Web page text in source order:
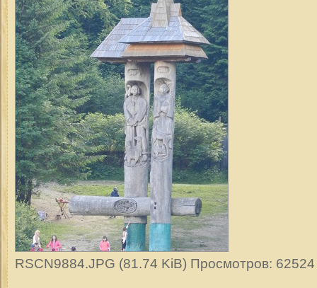
RSCN9884.JPG (81.74 KiB) Просмотров: 62524